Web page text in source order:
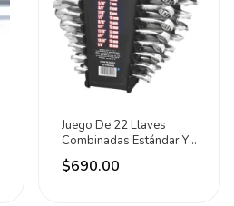
Juego De 22 Llaves
Combinadas Estándar Y
Milimétricas Adir
$690.00